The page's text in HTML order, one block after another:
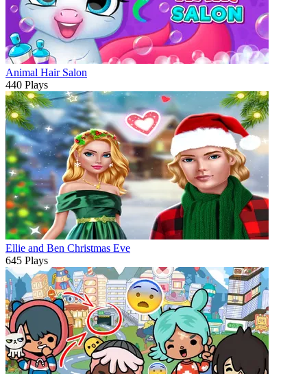
Animal Hair Salon
440 Plays
Ellie and Ben Christmas Eve
645 Plays